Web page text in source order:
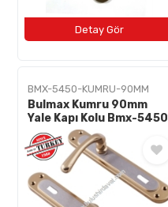
BMX-5450-KUMRU-90MM
Bulmax Kumru 90mm
Yale Kapı Kolu Bmx-5450